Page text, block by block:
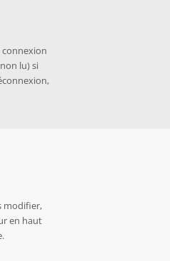
connexion
lu) si
modifier,
en haut